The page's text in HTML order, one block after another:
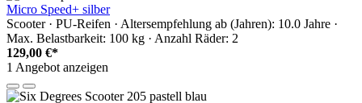
Micro Speed+ silber
Scooter · PU-Reifen · Altersempfehlung ab (Jahren): 10.0 Jahre ·
Max. Belastbarkeit: 100 kg · Anzahl Räder: 2
129,00 €*
1 Angebot anzeigen